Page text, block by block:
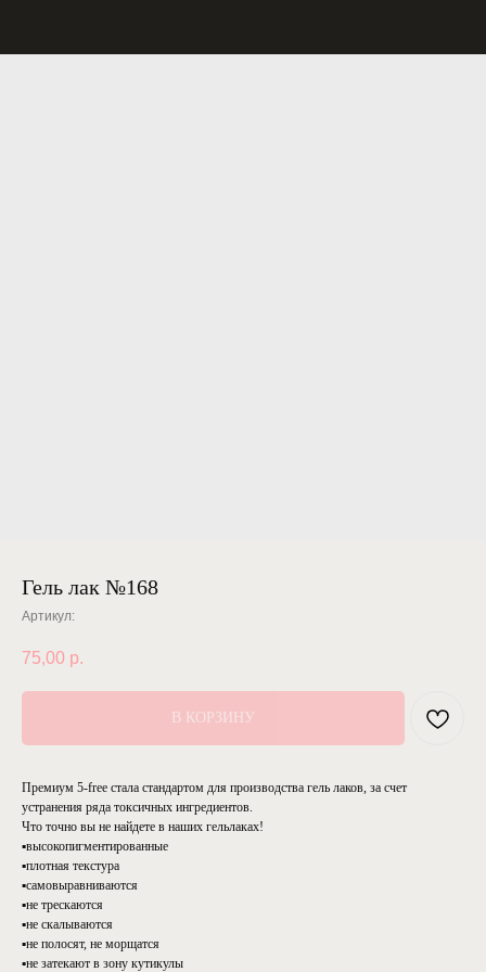
Гель лак №168
Артикул:
75,00 р.
В КОРЗИНУ
Премиум 5-free стала стандартом для производства гель лаков, за счет
устранения ряда токсичных ингредиентов.
Что точно вы не найдете в наших гельлаках!
▪️высокопигментированные
▪️плотная текстура
▪️самовыравниваются
▪️не трескаются
▪️не скалываются
▪️не полосят, не морщатся
▪️не затекают в зону кутикулы